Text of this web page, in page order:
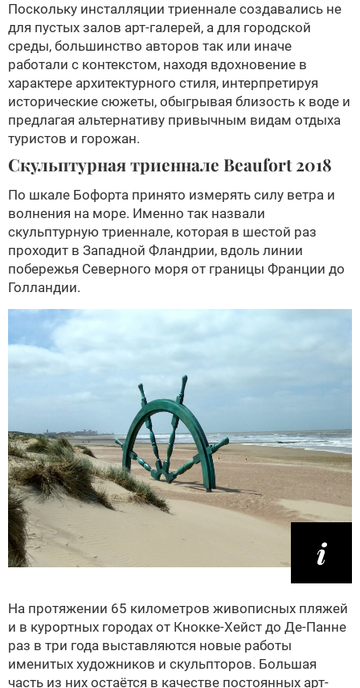
Поскольку инсталляции триеннале создавались не
для пустых залов арт-галерей, а для городской
среды, большинство авторов так или иначе
работали с контекстом, находя вдохновение в
характере архитектурного стиля, интерпретируя
исторические сюжеты, обыгрывая близость к воде и
предлагая альтернативу привычным видам отдыха
туристов и горожан.
Скульптурная триеннале Beaufort 2018
По шкале Бофорта принято измерять силу ветра и
волнения на море. Именно так назвали
скульптурную триеннале, которая в шестой раз
проходит в Западной Фландрии, вдоль линии
побережья Северного моря от границы Франции до
Голландии.
На протяжении 65 километров живописных пляжей
и в курортных городах от Кнокке-Хейст до Де-Панне
раз в три года выставляются новые работы
именитых художников и скульпторов. Большая
часть из них остаётся в качестве постоянных арт-